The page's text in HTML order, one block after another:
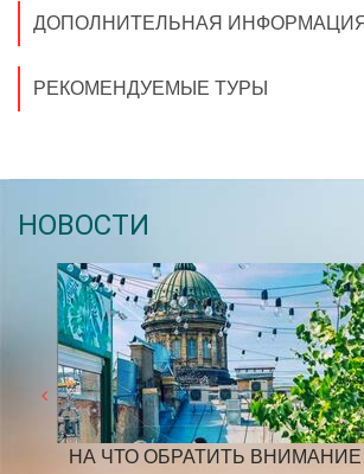
ДОПОЛНИТЕЛЬНАЯ ИНФОРМАЦИЯ
РЕКОМЕНДУЕМЫЕ ТУРЫ
НОВОСТИ
​НА ЧТО ОБРАТИТЬ